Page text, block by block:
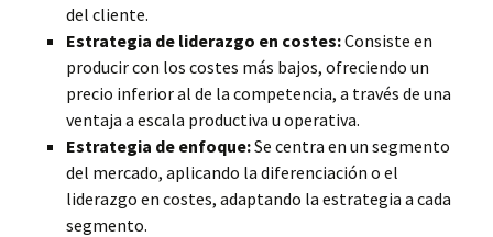
del cliente.
Estrategia de liderazgo en costes:Consiste en
producir con los costes más bajos, ofreciendo un
precio inferior al de la competencia, a través de una
ventaja a escala productiva u operativa.
Estrategia de enfoque:Se centra en un segmento
del mercado, aplicando la diferenciación o el
liderazgo en costes, adaptando la estrategia a cada
segmento.